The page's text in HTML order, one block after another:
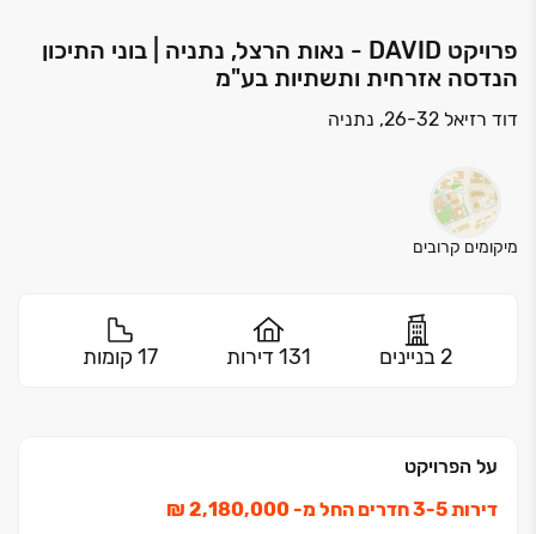
פרויקט DAVID - נאות הרצל, נתניה | בוני התיכון
הנדסה אזרחית ותשתיות בע"מ
דוד רזיאל 26-32, נתניה
מיקומים קרובים
2 בניינים 131 דירות 17 קומות
על הפרויקט
דירות ‏3-5 חדרים החל מ- ‏2,180,000 ‏₪